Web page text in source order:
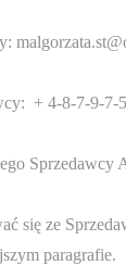
+ 4-8-7-9-7-
Sprzedawcy
się ze
paragrafie.